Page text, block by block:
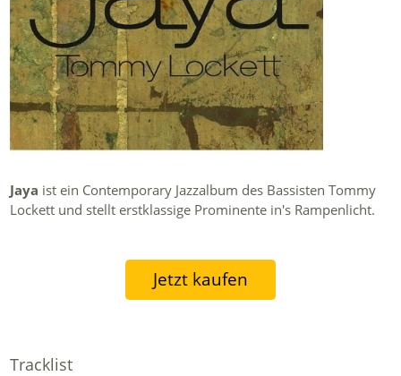
Jaya ist ein Contemporary Jazzalbum des Bassisten Tommy
Lockett und stellt erstklassige Prominente in's Rampenlicht.
Jetzt kaufen
Tracklist